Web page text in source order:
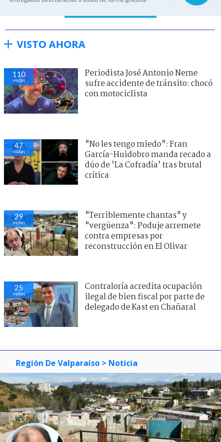
VISTO AHORA
110
visitas
Periodista José Antonio Neme
sufre accidente de tránsito: chocó
con motociclista
47
visitas
"No les tengo miedo": Fran
García-Huidobro manda recado a
dúo de ’La Cofradía’ tras brutal
crítica
29
visitas
"Terriblemente chantas" y
"vergüenza": Poduje arremete
contra empresas por
reconstrucción en El Olivar
25
visitas
Contraloría acredita ocupación
ilegal de bien fiscal por parte de
delegado de Kast en Chañaral
Región De Valparaíso > Noticia